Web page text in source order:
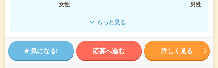
女性
男性
もっと見る
気になる! 応募へ進む 詳しく見る